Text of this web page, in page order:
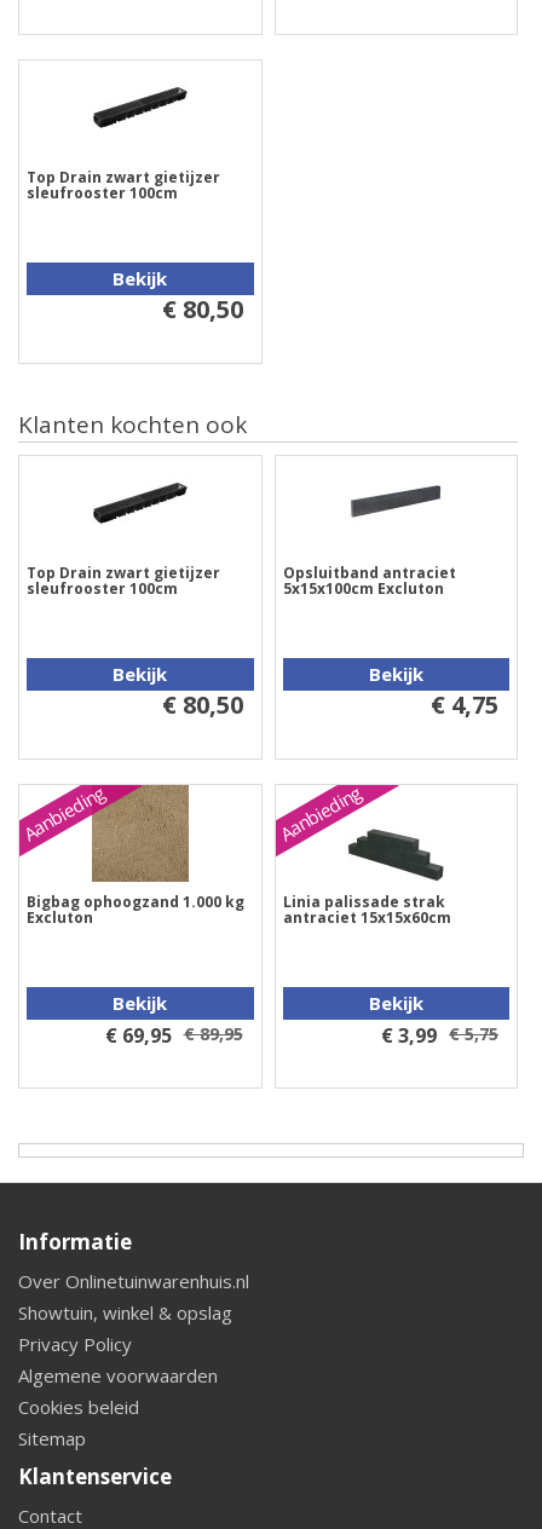
Top Drain zwart gietijzer
sleufrooster 100cm
Bekijk
€ 80,50
Klanten kochten ook
Top Drain zwart gietijzer
sleufrooster 100cm
Bekijk
€ 80,50
Opsluitband antraciet
5x15x100cm Excluton
Bekijk
€ 4,75
Aanbieding
Bigbag ophoogzand 1.000 kg
Excluton
Bekijk
€ 69,95 € 89,95
Aanbieding
Linia palissade strak
antraciet 15x15x60cm
Bekijk
€ 3,99 € 5,75
Informatie
Over Onlinetuinwarenhuis.nl
Showtuin, winkel & opslag
Privacy Policy
Algemene voorwaarden
Cookies beleid
Sitemap
Klantenservice
Contact